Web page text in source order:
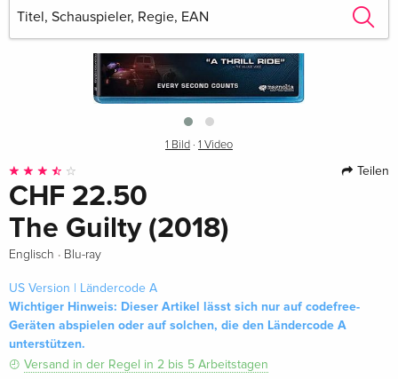
1 Bild · 1 Video
Teilen
CHF 22.50
The Guilty (2018)
Englisch · Blu-ray
US Version | Ländercode A
Wichtiger Hinweis: Dieser Artikel lässt sich nur auf codefree-
Geräten abspielen oder auf solchen, die den Ländercode A
unterstützen.
Versand in der Regel in 2 bis 5 Arbeitstagen